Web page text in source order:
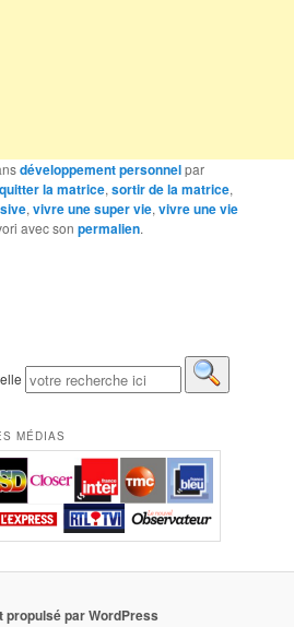
développement personnelpar
quitter la matrice,sortir de la matrice,
,vivre une super vie,vivre une vie
avec sonpermalien.
MÉDIAS
propulsé par WordPress